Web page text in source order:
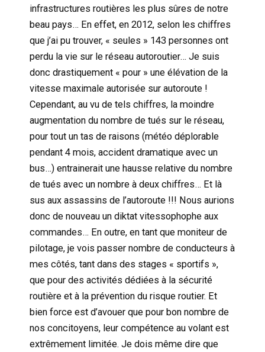
infrastructures routières les plus sûres de notre
beau pays… En effet, en 2012, selon les chiffres
que j’ai pu trouver, « seules » 143 personnes ont
perdu la vie sur le réseau autoroutier… Je suis
donc drastiquement « pour » une élévation de la
vitesse maximale autorisée sur autoroute !
Cependant, au vu de tels chiffres, la moindre
augmentation du nombre de tués sur le réseau,
pour tout un tas de raisons (météo déplorable
pendant 4 mois, accident dramatique avec un
bus…) entrainerait une hausse relative du nombre
de tués avec un nombre à deux chiffres… Et là
sus aux assassins de l’autoroute !!! Nous aurions
donc de nouveau un diktat vitessophophe aux
commandes… En outre, en tant que moniteur de
pilotage, je vois passer nombre de conducteurs à
mes côtés, tant dans des stages « sportifs »,
que pour des activités dédiées à la sécurité
routière et à la prévention du risque routier. Et
bien force est d’avouer que pour bon nombre de
nos concitoyens, leur compétence au volant est
extrêmement limitée. Je dois même dire que